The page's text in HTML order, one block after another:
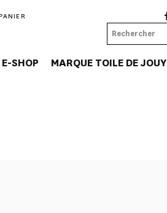
E-SHOP MARQUE TOILE DE JOUY